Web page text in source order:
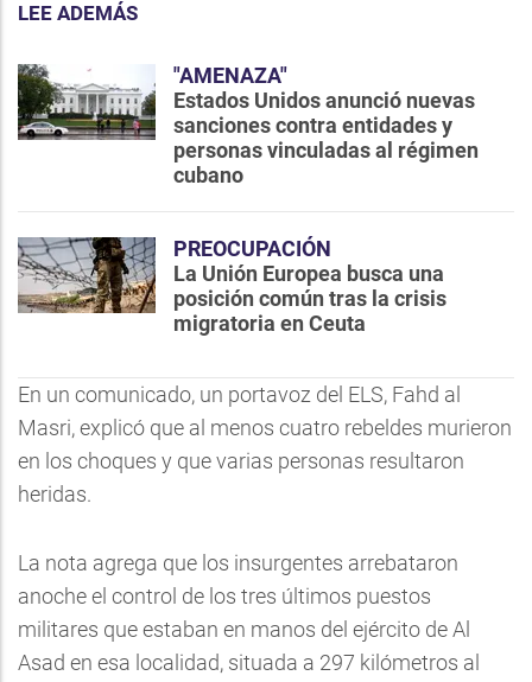
LEE ADEMÁS
"AMENAZA"
Estados Unidos anunció nuevas
sanciones contra entidades y
personas vinculadas al régimen
cubano
PREOCUPACIÓN
La Unión Europea busca una
posición común tras la crisis
migratoria en Ceuta
En un comunicado, un portavoz del ELS, Fahd al
Masri, explicó que al menos cuatro rebeldes murieron
en los choques y que varias personas resultaron
heridas.
La nota agrega que los insurgentes arrebataron
anoche el control de los tres últimos puestos
militares que estaban en manos del ejército de Al
Asad en esa localidad, situada a 297 kilómetros al